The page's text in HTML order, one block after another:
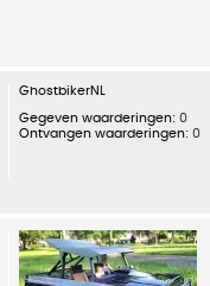
GhostbikerNL
Gegeven waarderingen: 0
Ontvangen waarderingen: 0